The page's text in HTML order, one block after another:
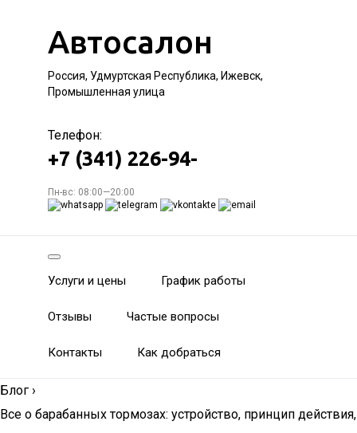
Автосалон
Россия, Удмуртская Республика, Ижевск,
Промышленная улица
Телефон:
+7 (341) 226-94-
Пн-вс: 08:00—20:00
Услуги и цены График работы
Отзывы Частые вопросы
Контакты Как добраться
Блог ›
Все о барабанных тормозах: устройство, принцип действия,